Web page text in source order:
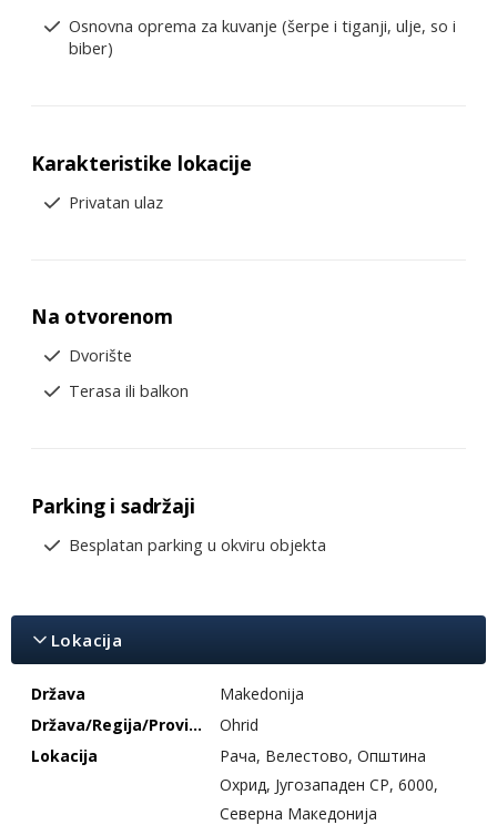
Osnovna oprema za kuvanje (šerpe i tiganji, ulje, so i
biber)
Karakteristike lokacije
Privatan ulaz
Na otvorenom
Dvorište
Terasa ili balkon
Parking i sadržaji
Besplatan parking u okviru objekta
Lokacija
Država
Makedonija
Država/Regija/Provincija
Ohrid
Lokacija
Рача, Велестово, Општина
Охрид, Југозападен СР, 6000,
Северна Македонија